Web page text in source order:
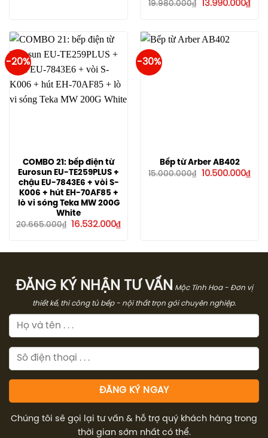
19.980.000₫
Giá
13.990.000₫Giá
hiện
-20%
COMBO 21: bếp điện từ
Eurosun EU-TE259PLUS +
chậu EU-7843E6 + vòi S-
K006 + hút EH-70AF85 +
lò vi sóng Teka MW 200G
White
20.665.000₫ Giá
16.532.000₫Giá
hiện
16.532.000₫.
-30%
Bếp từ Arber AB402
15.000.000₫
Giá
10.500.000₫Giá
hiện
ĐĂNG KÝ NHẬN TƯ VẤN Mộc Tinh Hoa - Đơn vị
thiết kế, thi công tủ bếp - nội thất trọn gói chuyên nghiệp.
Chúng tôi sẽ gọi lại tư vấn & hỗ trợ quý khách hàng trong
thời gian sớm nhất có thể.